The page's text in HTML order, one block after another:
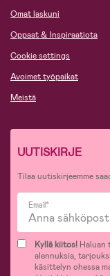
Omat laskuni
Oppaat & Inspiraatiota
Cookie settings
Avoimet työpaikat
Meistä
UUTISKIRJE
Tilaa uutiskirjeemme
Email*
Kyllä kiitos! Haluan
alennuksia,
käsittelyn ohessa